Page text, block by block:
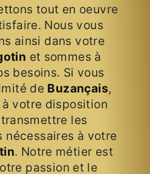
tout en oeuvre
Nous vous
ainsi dans votre
et sommes à
besoins. Si vous
de Buzançais,
à votre disposition
les
nécessaires à votre
. Notre métier est
passion et le